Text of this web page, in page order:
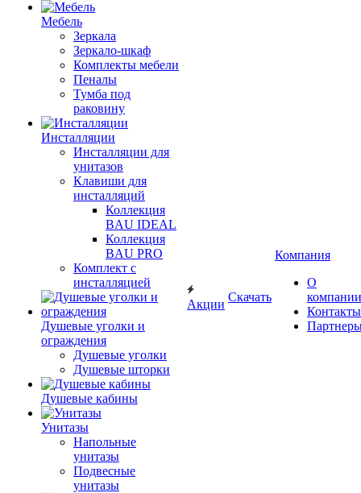
Мебель
Зеркала
Зеркало-шкаф
Комплекты мебели
Пеналы
Тумба под
раковину
Инсталляции
Инсталляции для
унитазов
Клавиши для
инсталляций
Коллекция
BAU IDEAL
Коллекция
BAU PRO
Комплект с
инсталляцией
Душевые уголки и
ограждения
Душевые уголки
Душевые шторки
Душевые кабины
Унитазы
Напольные
унитазы
Подвесные
унитазы
Акции
Скачать
Компания
О
компании
Контакты